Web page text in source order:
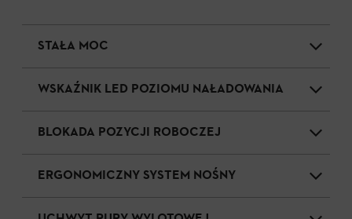
STAŁA MOC
WSKAŹNIK LED POZIOMU NAŁADOWANIA
BLOKADA POZYCJI ROBOCZEJ
ERGONOMICZNY SYSTEM NOŚNY